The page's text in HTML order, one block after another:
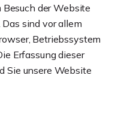
der Website
sind vor allem
Betriebssystem
Erfassung dieser
Sie unsere Website